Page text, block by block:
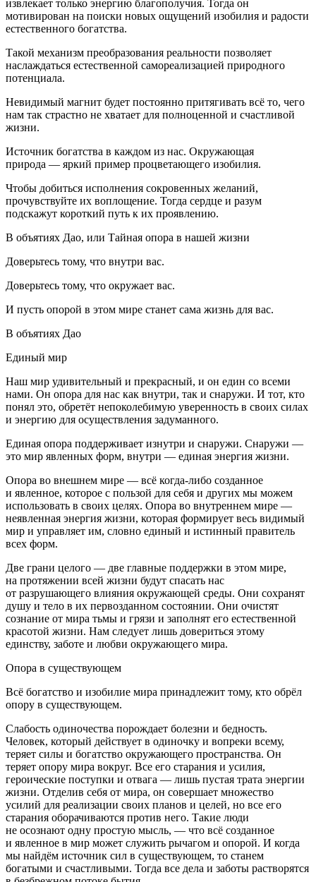
извлекает только энергию благополучия. Тогда он
мотивирован на поиски новых ощущений изобилия и радости
естественного богатства.
Такой механизм преобразования реальности позволяет
наслаждаться естественной самореализацией природного
потенциала.
Невидимый магнит будет постоянно притягивать всё то, чего
нам так страстно не хватает для полноценной и счастливой
жизни.
Источник богатства в каждом из нас. Окружающая
природа — яркий пример процветающего изобилия.
Чтобы добиться исполнения сокровенных желаний,
прочувствуйте их воплощение. Тогда сердце и разум
подскажут короткий путь к их проявлению.
В объятиях Дао, или Тайная опора в нашей жизни
Доверьтесь тому, что внутри вас.
Доверьтесь тому, что окружает вас.
И пусть опорой в этом мире станет сама жизнь для вас.
В объятиях Дао
Единый мир
Наш мир удивительный и прекрасный, и он един со всеми
нами. Он опора для нас как внутри, так и снаружи. И тот, кто
понял это, обретёт непоколебимую уверенность в своих силах
и энергию для осуществления задуманного.
Единая опора поддерживает изнутри и снаружи. Снаружи —
это мир явленных форм, внутри — единая энергия жизни.
Опора во внешнем мире — всё когда-либо созданное
и явленное, которое с пользой для себя и других мы можем
использовать в своих целях. Опора во внутреннем мире —
неявленная энергия жизни, которая формирует весь видимый
мир и управляет им, словно единый и истинный правитель
всех форм.
Две грани целого — две главные поддержки в этом мире,
на протяжении всей жизни будут спасать нас
от разрушающего влияния окружающей среды. Они сохранят
душу и тело в их первозданном состоянии. Они очистят
сознание от мира тьмы и грязи и заполнят его естественной
красотой жизни. Нам следует лишь довериться этому
единству, заботе и любви окружающего мира.
Опора в существующем
Всё богатство и изобилие мира принадлежит тому, кто обрёл
опору в существующем.
Слабость одиночества порождает болезни и бедность.
Человек, который действует в одиночку и вопреки всему,
теряет силы и богатство окружающего пространства. Он
теряет опору мира вокруг. Все его старания и усилия,
героические поступки и отвага — лишь пустая трата энергии
жизни. Отделив себя от мира, он совершает множество
усилий для реализации своих планов и целей, но все его
старания оборачиваются против него. Такие люди
не осознают одну простую мысль, — что всё созданное
и явленное в мир может служить рычагом и опорой. И когда
мы найдём источник сил в существующем, то станем
богатыми и счастливыми. Тогда все дела и заботы растворятся